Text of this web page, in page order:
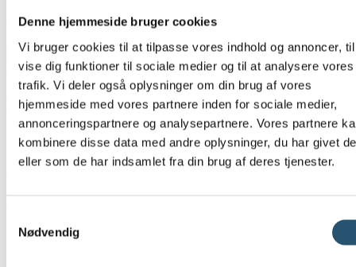
Denne hjemmeside bruger cookies
Vi bruger cookies til at tilpasse vores indhold og annoncer,
vise dig funktioner til sociale medier og til at analysere vores
trafik. Vi deler også oplysninger om din brug af vores
hjemmeside med vores partnere inden for sociale medier,
annonceringspartnere og analysepartnere. Vores partnere
kombinere disse data med andre oplysninger, du har givet
eller som de har indsamlet fra din brug af deres tjenester.
Nødvendig
udfordring i Næstved, på Frederiksberg, i København eller i
nordsjælland
, så ring til vores VVS døgnvagt Sjælland på
860 . Vi rykker ud med det samme, begrænser skaderne og hjælper
dig sikkert videre – døgnet rundt, hele året.
FAQ – Ofte stillede spørgsmål
Hvornår kan I være fremme ved en akut VVS-opgave?